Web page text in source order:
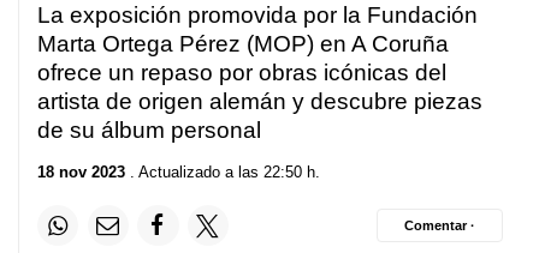
La exposición promovida por la Fundación
Marta Ortega Pérez (MOP) en A Coruña
ofrece un repaso por obras icónicas del
artista de origen alemán y descubre piezas
de su álbum personal
18 nov 2023 . Actualizado a las 22:50 h.
Comentar ·